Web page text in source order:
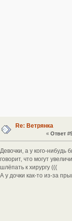
Re: Ветрянка
«Ответ
Девочки, а у кого-
говорит, что могут
шлёпать к хирургу (((
А у дочки как-то из-за